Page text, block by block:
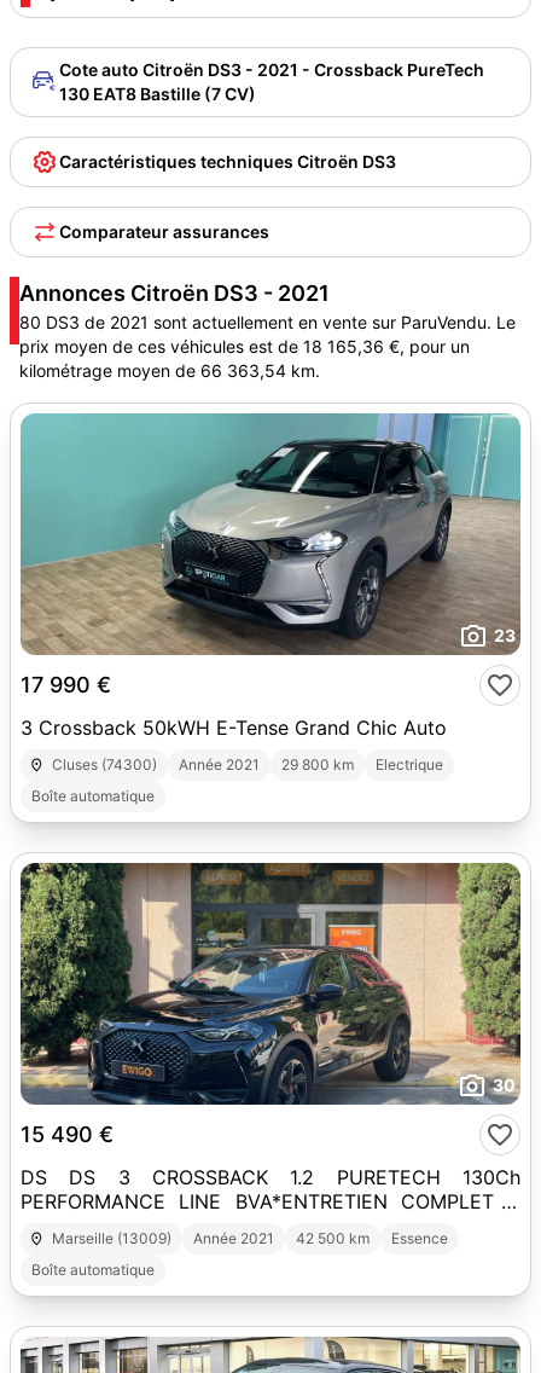
Cote auto Citroën DS3 - 2021 - Crossback PureTech
130 EAT8 Bastille (7 CV)
Caractéristiques techniques Citroën DS3
Comparateur assurances
Annonces Citroën DS3 - 2021
80 DS3 de 2021 sont actuellement en vente sur ParuVendu. Le
prix moyen de ces véhicules est de 18 165,36 €, pour un
kilométrage moyen de 66 363,54 km.
23
17 990 €
3 Crossback 50kWH E-Tense Grand Chic Auto
Cluses (74300) Année 2021 29 800 km
Electrique
Boîte automatique
30
15 490 €
DS DS 3 CROSSBACK 1.2 PURETECH 130Ch
PERFORMANCE LINE BVA*ENTRETIEN COMPLET A
JOUR*CAMERA*CARPLAY*
Marseille (13009) Année 2021 42 500 km
Essence
Boîte automatique